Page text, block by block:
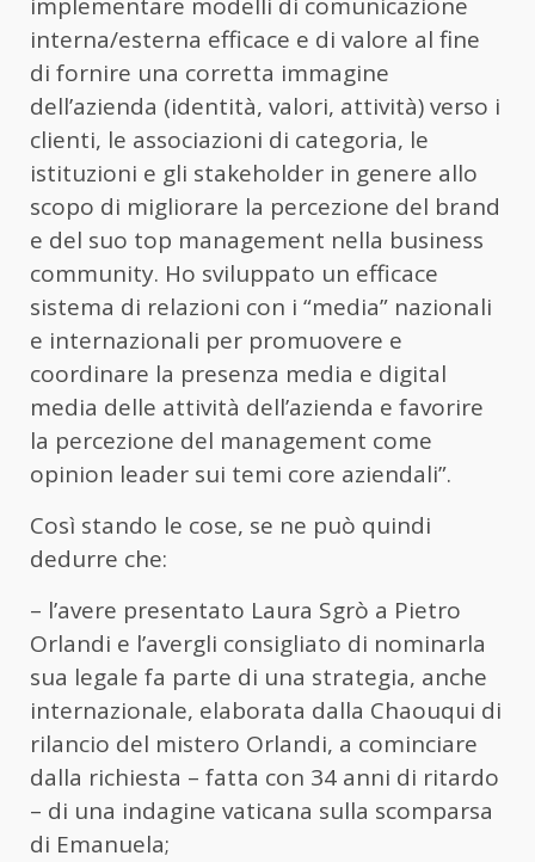
interna/esterna efficace e di valore al fine
di fornire una corretta immagine
dell’azienda (identità, valori, attività) verso i
clienti, le associazioni di categoria, le
istituzioni e gli stakeholder in genere allo
scopo di migliorare la percezione del brand
e del suo top management nella business
community. Ho sviluppato un efficace
sistema di relazioni con i “media” nazionali
e internazionali per promuovere e
coordinare la presenza media e digital
media delle attività dell’azienda e favorire
la percezione del management come
opinion leader sui temi core aziendali”.
Così stando le cose, se ne può quindi
dedurre che:
– l’avere presentato Laura Sgrò a Pietro
Orlandi e l’avergli consigliato di nominarla
sua legale fa parte di una strategia, anche
internazionale, elaborata dalla Chaouqui di
rilancio del mistero Orlandi, a cominciare
dalla richiesta – fatta con 34 anni di ritardo
– di una indagine vaticana sulla scomparsa
di Emanuela;